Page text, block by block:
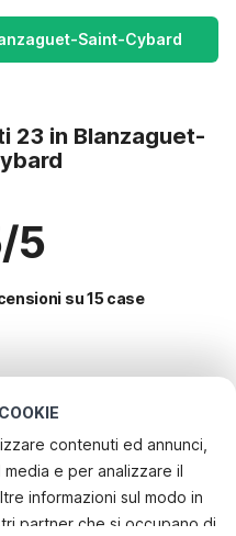
contenuti ed annunci,
e per analizzare il
informazioni sul modo in
partner che si occupano di
Saint-Cybard
23 in Blanzaguet-
5
su 15 case
aires
in Blanzaguet-saint-